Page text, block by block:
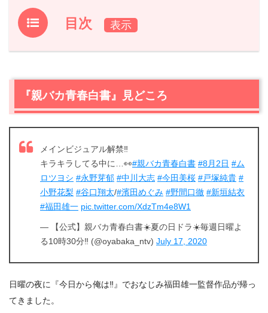
目次
1.『親バカ青春白書』見どころ
2.1親バカのガタロー
2.2さくらの一目ぼれ
2.5 インカレパーティー
2.6喧嘩長屋
2.7よそはよそ、うちはうち
2.8
『親バカ青春白書』 第1話あらすじ・ネタバレ感想まと
『親バカ青春白書』見どころ
メインビジュアル解禁‼️
キラキラしてる中に…👀#親バカ青春白書 #8月2日 #ム
ロツヨシ #永野芽郁 #中川大志 #今田美桜 #戸塚純貴 #
小野花梨 #谷口翔太/#濱田めぐみ #野間口徹 #新垣結衣
#福田雄一 pic.twitter.com/XdzTm4e8W1
— 【公式】親バカ青春白書☀️夏の日ドラ☀️毎週日曜よ
る10時30分‼️ (@oyabaka_ntv) July 17, 2020
日曜の夜に『今日から俺は‼』でおなじみ福田雄一監督作品が帰っ
てきました。